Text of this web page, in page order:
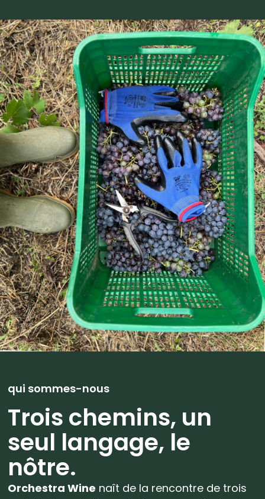
qui sommes-nous
Trois chemins, un
seul langage, le
nôtre.
Orchestra Wine naît de la rencontre de trois